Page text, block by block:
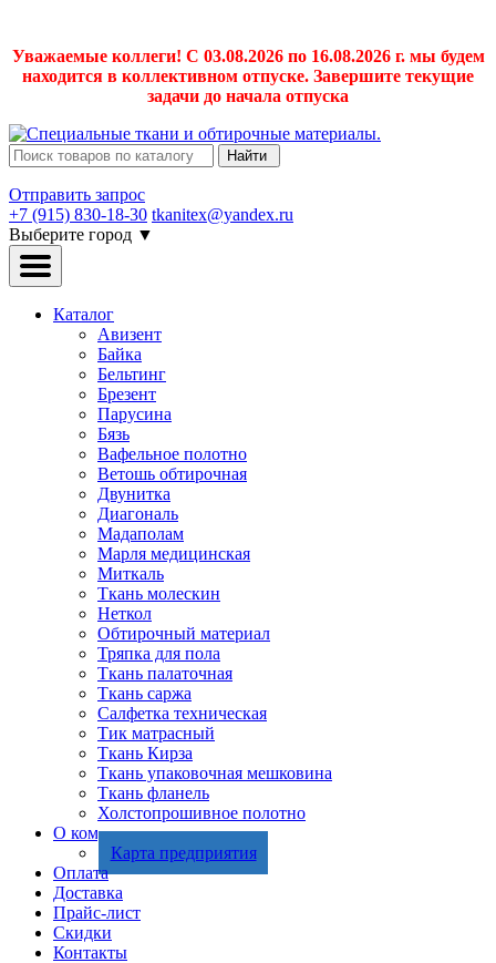
Уважаемые коллеги! С 03.08.2026 по 16.08.2026 г. мы будем
находится в коллективном отпуске. Завершите текущие
задачи до начала отпуска
Найти
Отправить запрос
+7 (915) 830-18-30 tkanitex@yandex.ru
Выберите город ▼
Каталог
Авизент
Байка
Бельтинг
Брезент
Парусина
Бязь
Вафельное полотно
Ветошь обтирочная
Двунитка
Диагональ
Мадаполам
Марля медицинская
Миткаль
Ткань молескин
Неткол
Обтирочный материал
Тряпка для пола
Ткань палаточная
Ткань саржа
Салфетка техническая
Тик матрасный
Ткань Кирза
Ткань упаковочная мешковина
Ткань фланель
Холстопрошивное полотно
О компании
Карта предприятия
Оплата
Доставка
Прайс-лист
Скидки
Контакты